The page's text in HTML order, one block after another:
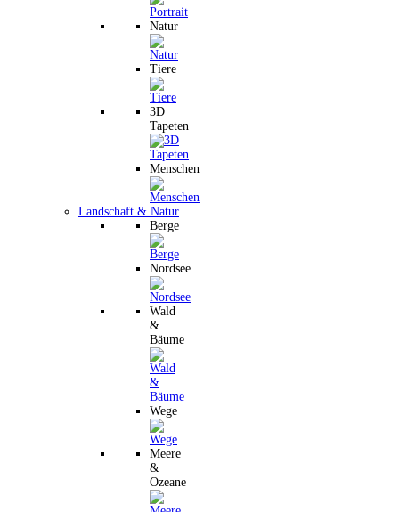
Natur
Tiere
3D
Tapeten
Menschen
Landschaft & Natur
Berge
Nordsee
Wald
&
Bäume
Wege
Meere
&
Ozeane